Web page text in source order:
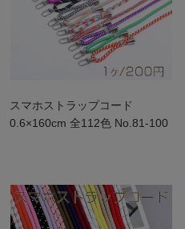
スマホストラップコード
0.6×160cm 全112色 No.81-100